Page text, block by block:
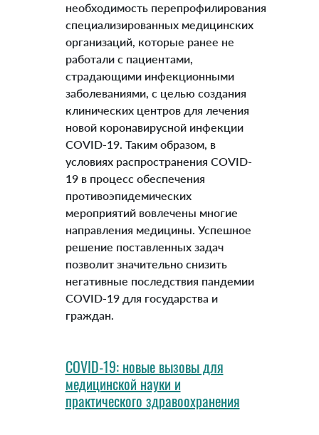
необходимость перепрофилирования
специализированных медицинских
организаций, которые ранее не
работали с пациентами,
страдающими инфекционными
заболеваниями, с целью создания
клинических центров для лечения
новой коронавирусной инфекции
COVID-19. Таким образом, в
условиях распространения COVID-
19 в процесс обеспечения
противоэпидемических
мероприятий вовлечены многие
направления медицины. Успешное
решение поставленных задач
позволит значительно снизить
негативные последствия пандемии
COVID-19 для государства и
граждан.
COVID-19: новые вызовы для
медицинской науки и
практического здравоохранения